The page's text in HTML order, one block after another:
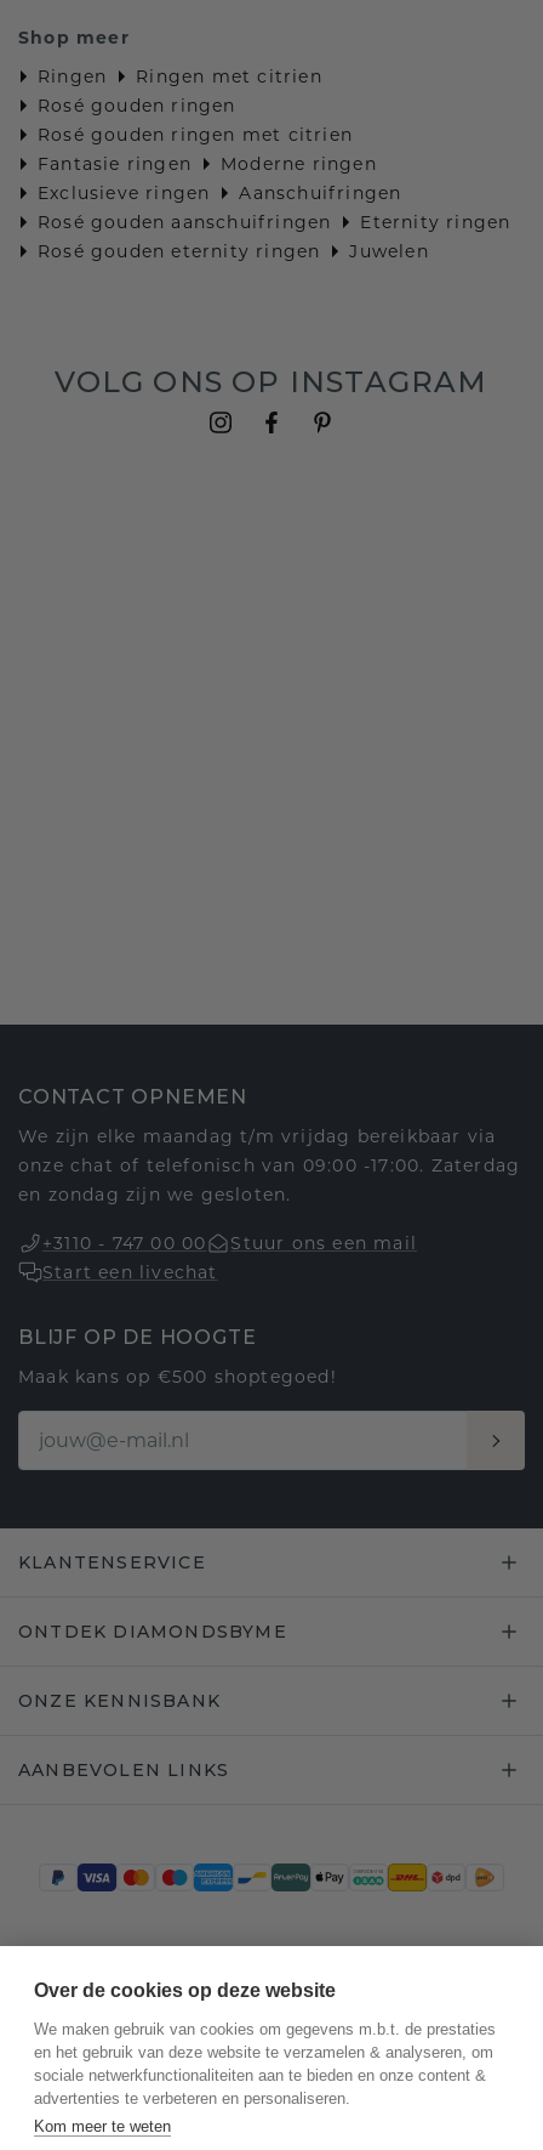
Shop meer
Ringen
Ringen met citrien
Rosé gouden ringen
Rosé gouden ringen met citrien
Fantasie ringen
Moderne ringen
Exclusieve ringen
Aanschuifringen
Rosé gouden aanschuifringen
Eternity ringen
Rosé gouden eternity ringen
Juwelen
VOLG ONS OP INSTAGRAM
CONTACT OPNEMEN
We zijn elke maandag t/m vrijdag bereikbaar via
onze chat of telefonisch van 09:00 -17:00. Zaterdag
en zondag zijn we gesloten.
+3110 - 747 00 00
Stuur ons een mail
Start een livechat
BLIJF OP DE HOOGTE
Maak kans op €500 shoptegoed!
KLANTENSERVICE
ONTDEK DIAMONDSBYME
ONZE KENNISBANK
AANBEVOLEN LINKS
Over de cookies op deze website
We maken gebruik van cookies om gegevens m.b.t. de prestaties
en het gebruik van deze website te verzamelen & analyseren, om
sociale netwerkfunctionaliteiten aan te bieden en onze content &
advertenties te verbeteren en personaliseren.
Kom meer te weten